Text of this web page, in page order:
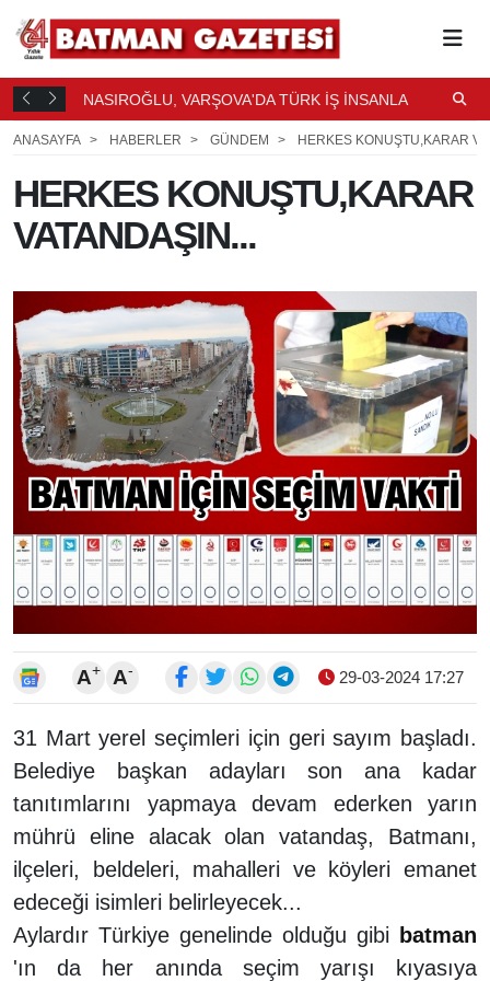
NASIROĞLU, VARŞOVA'DA TÜRK İŞ İNSANLARIYLA
BULUŞTU
ANASAYFA HABERLER GÜNDEM HERKES KONUŞTU,KARAR
HERKES KONUŞTU,KARAR
VATANDAŞIN...
A+ A- 29-03-2024 17:27
31 Mart yerel seçimleri için geri sayım başladı.
Belediye başkan adayları son ana kadar
tanıtımlarını yapmaya devam ederken yarın
mührü eline alacak olan vatandaş, Batmanı,
ilçeleri, beldeleri, mahalleri ve köyleri emanet
edeceği isimleri belirleyecek...
Aylardır Türkiye genelinde olduğu gibi
batman
'ın da her anında seçim yarışı kıyasıya